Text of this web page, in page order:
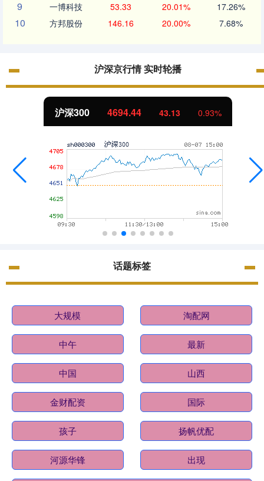
9 一博科技 53.33 20.01% 17.26%
10 方邦股份 146.16 20.00% 7.68%
沪深京行情 实时轮播
沪深300 4694.44 43.13 0.93%
话题标签
大规模 淘配网
中午 最新
中国 山西
金财配资 国际
孩子 扬帆优配
河源华锋 出现